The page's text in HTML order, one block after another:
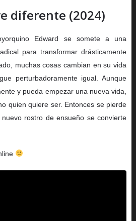
diferente (2024)
Edward se somete a una
para transformar drásticamente
muchas cosas cambian en su vida
perturbadoramente igual. Aunque
y pueda empezar una nueva vida,
quien quiere ser. Entonces se pierde
rostro de ensueño se convierte